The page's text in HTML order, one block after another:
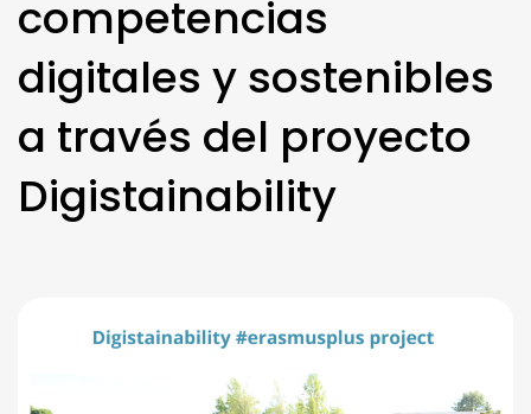
competencias
digitales y sostenibles
a través del proyecto
Digistainability